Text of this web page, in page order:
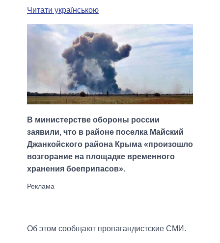
Читати українською
В министерстве обороны россии
заявили, что в районе поселка Майский
Джанкойского района Крыма «произошло
возгорание на площадке временного
хранения боеприпасов».
Об этом сообщают пропагандистские СМИ.